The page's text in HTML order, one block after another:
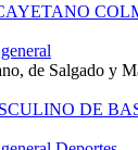
de Salgado y
DE